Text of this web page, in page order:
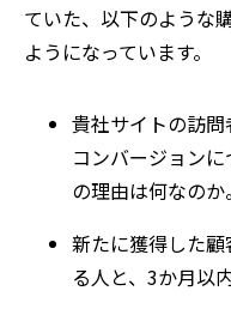
ていた、以下のような
ようになっています。
貴社サイトの訪
コンバージョン
の理由は何なのか。
新たに獲得した
る人と、3か月以